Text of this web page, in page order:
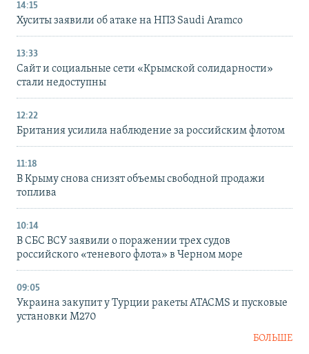
14:15
Хуситы заявили об атаке на НПЗ Saudi Aramco
13:33
Сайт и социальные сети «Крымской солидарности»
стали недоступны
12:22
Британия усилила наблюдение за российским флотом
11:18
В Крыму снова снизят объемы свободной продажи
топлива
10:14
В СБС ВСУ заявили о поражении трех судов
российского «теневого флота» в Черном море
09:05
Украина закупит у Турции ракеты ATACMS и пусковые
установки M270
БОЛЬШЕ